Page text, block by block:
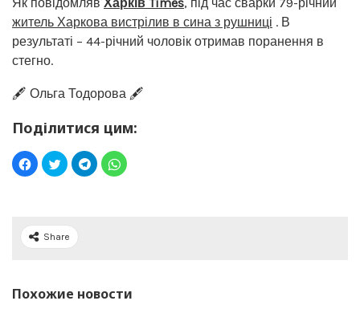
житель Харкова вистрілив в сина з рушниці . В
результаті – 44-річний чоловік отримав поранення в
стегно.
🖋️ Ольга Тодорова 🖋️
Поділитися цим:
Share
Похожие новости